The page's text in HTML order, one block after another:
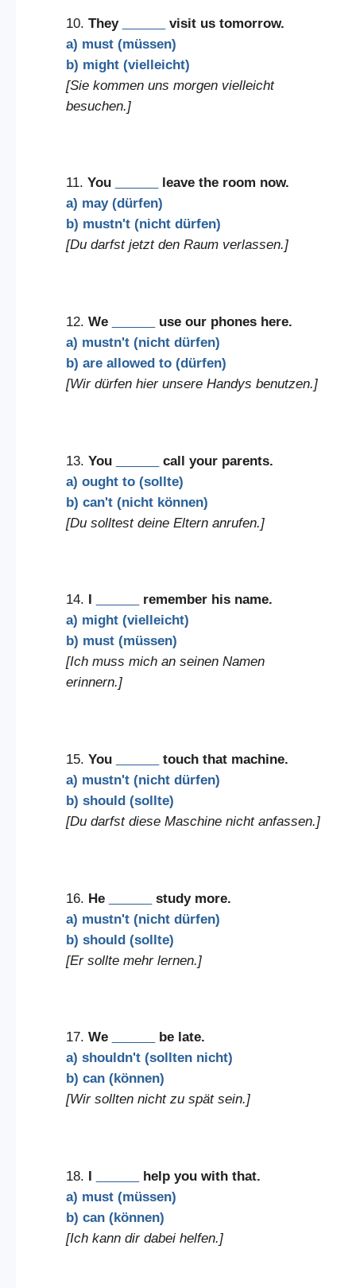
10. They
visit us tomorrow.
a) must (müssen)
b) might (vielleicht)
[Sie kommen uns morgen vielleicht
besuchen.]
11. You
leave the room now.
a) may (dürfen)
b) mustn't (nicht dürfen)
[Du darfst jetzt den Raum verlassen.]
12. We
use our phones here.
a) mustn't (nicht dürfen)
b) are allowed to (dürfen)
[Wir dürfen hier unsere Handys benutzen.]
13. You
call your parents.
a) ought to (sollte)
b) can't (nicht können)
[Du solltest deine Eltern anrufen.]
14.
remember his name.
a) might (vielleicht)
b) must (müssen)
[Ich muss mich an seinen Namen
erinnern.]
15. You
touch that machine.
a) mustn't (nicht dürfen)
b) should (sollte)
[Du darfst diese Maschine nicht anfassen.]
16. He
study more.
a) mustn't (nicht dürfen)
b) should (sollte)
[Er sollte mehr lernen.]
17. We
be late.
a) shouldn't (sollten nicht)
b) can (können)
[Wir sollten nicht zu spät sein.]
18. I
help you with that.
a) must (müssen)
b) can (können)
[Ich kann dir dabei helfen.]